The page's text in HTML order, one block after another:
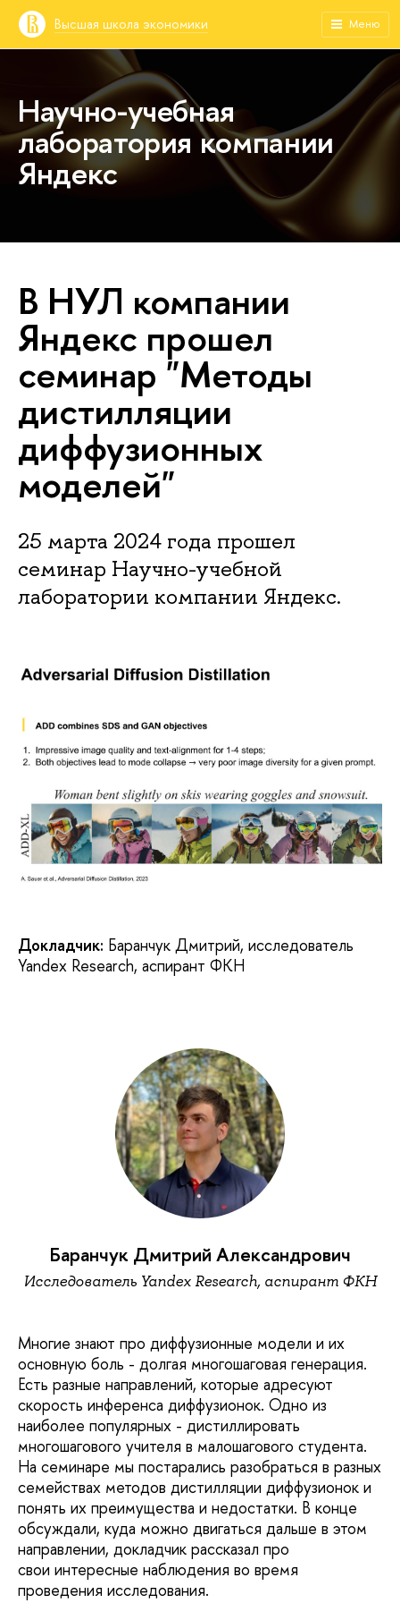
Высшая школа экономики Меню
Научно-учебная
лаборатория компании
Яндекс
В НУЛ компании
Яндекс прошел
семинар "Методы
дистилляции
диффузионных
моделей"
25 марта 2024 года прошел
семинар Научно-учебной
лаборатории компании Яндекс.
Докладчик: Баранчук Дмитрий, исследователь
Yandex Research, аспирант ФКН
Баранчук Дмитрий Александрович
Исследователь Yandex Research, аспирант ФКН
Многие знают про диффузионные модели и их
основную боль - долгая многошаговая генерация.
Есть разные направлений, которые адресуют
скорость инференса диффузионок. Одно из
наиболее популярных - дистиллировать
многошагового учителя в малошагового студента.
На семинаре мы постарались разобраться в разных
семействах методов дистилляции диффузионок и
понять их преимущества и недостатки. В конце
обсуждали, куда можно двигаться дальше в этом
направлении, докладчик рассказал про
свои интересные наблюдения во время
проведения исследования.